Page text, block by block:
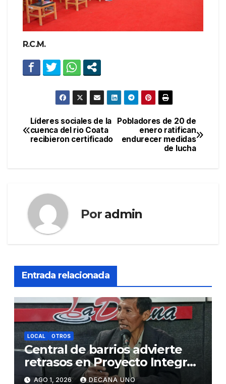
R.C.M.
Navegación
de
Pobladores de 20 de
enero ratifican
endurecer medidas
de lucha
Líderes sociales de la
cuenca del rio Coata
recibieron certificado
Por admin
Entrada relacionada
LOCAL OTROS
Central de barrios advierte
retrasos en Proyecto Integral
de Agua y Alcantarillado para
AGO 1, 2026 DECANA UNO